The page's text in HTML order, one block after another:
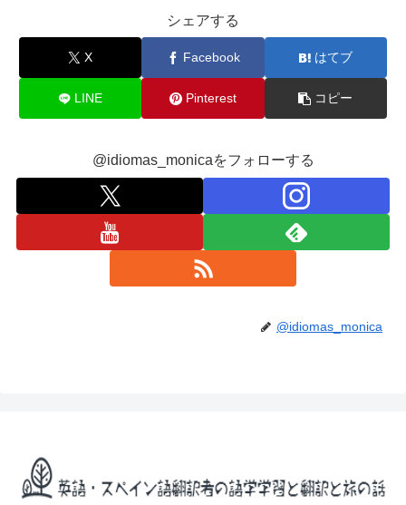
シェアする
X Facebook はてブ
LINE Pinterest コピー
@idiomas_monicaをフォローする
@idiomas_monica